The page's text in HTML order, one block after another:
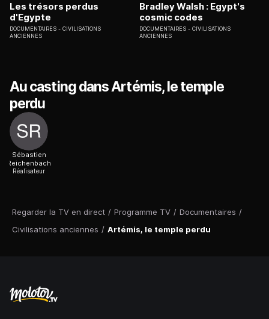
Regarder la TV en direct / Programme TV / Documentaires /
Civilisations anciennes / Artémis, le temple perdu
Les trésors perdus
d'Egypte
DOCUMENTAIRES
CIVILISATIONS
ANCIENNES
Bradley Walsh : Egypt's
cosmic codes
DOCUMENTAIRES
CIVILISATIONS
ANCIENNES
Au casting dans Artémis, le temple
perdu
Sébastien
Reichenbach
Réalisateur